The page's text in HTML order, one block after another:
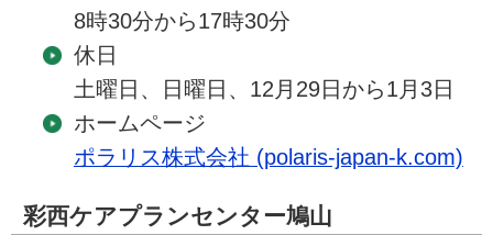
8時30分から17時30分
休日
土曜日、日曜日、12月29日から1月3日
ホームページ
ポラリス株式会社 (polaris-japan-k.com)
彩西ケアプランセンター鳩山